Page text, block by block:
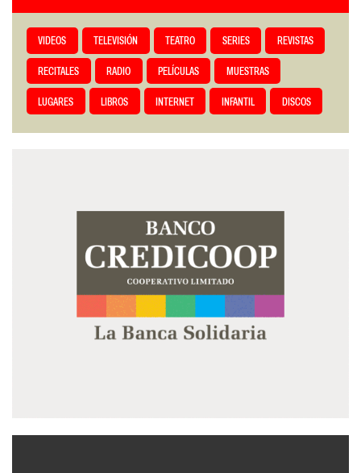
VIDEOS TELEVISIÓN TEATRO SERIES REVISTAS
RECITALES RADIO PELÍCULAS MUESTRAS
LUGARES LIBROS INTERNET INFANTIL DISCOS